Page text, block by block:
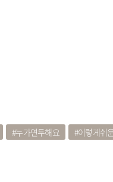
누가연두해요 이렇게쉬